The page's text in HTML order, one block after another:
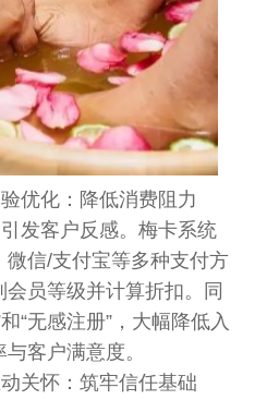
优化：降低消费阻力
发客户反感。梅卡系统
信/支付宝等多种支付方
员等级并计算折扣。同
“无感注册”，大幅降低入
客户满意度。
关怀：筑牢信任基础